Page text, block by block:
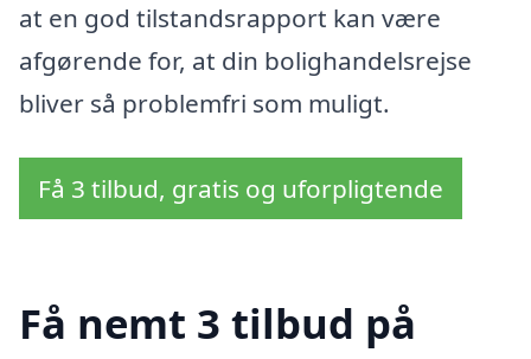
at en god tilstandsrapport kan være
afgørende for, at din bolighandelsrejse
bliver så problemfri som muligt.
Få 3 tilbud, gratis og uforpligtende
Få nemt 3 tilbud på